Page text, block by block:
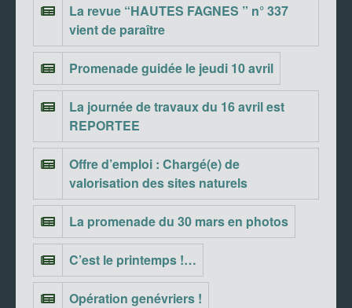
La revue “HAUTES FAGNES ” n° 337
vient de paraître
Promenade guidée le jeudi 10 avril
La journée de travaux du 16 avril est
REPORTEE
Offre d’emploi : Chargé(e) de
valorisation des sites naturels
La promenade du 30 mars en photos
C’est le printemps !…
Opération genévriers !